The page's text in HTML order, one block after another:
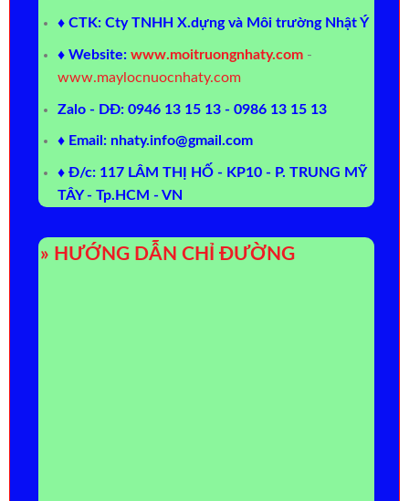
♦ CTK: Cty TNHH X.dựng và Môi trường Nhật Ý
♦ Website: www.moitruongnhaty.com -
www.maylocnuocnhaty.com
Zalo - DĐ: 0946 13 15 13 - 0986 13 15 13
♦ Email: nhaty.info@gmail.com
♦ Đ/c: 117 LÂM THỊ HỐ - KP10 - P. TRUNG MỸ
TÂY - Tp.HCM - VN
» HƯỚNG DẪN CHỈ ĐƯỜNG